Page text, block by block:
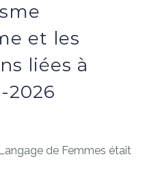
et les
liées à
2026
de Femmes était